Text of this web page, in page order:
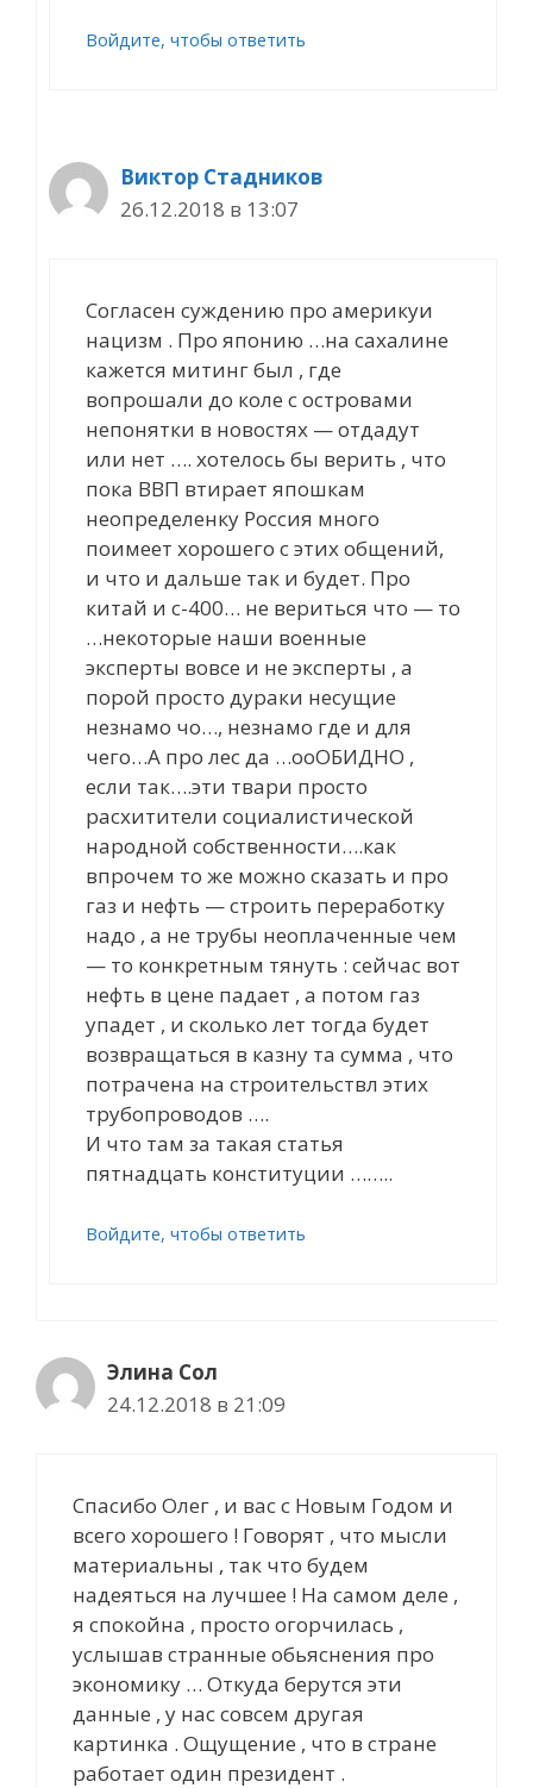
Войдите, чтобы ответить
Виктор Стадников
26.12.2018 в 13:07
Согласен суждению про америкуи
нацизм . Про японию …на сахалине
кажется митинг был , где
вопрошали до коле с островами
непонятки в новостях — отдадут
или нет …. хотелось бы верить , что
пока ВВП втирает япошкам
неопределенку Россия много
поимеет хорошего с этих общений,
и что и дальше так и будет. Про
китай и с-400… не вериться что — то
…некоторые наши военные
эксперты вовсе и не эксперты , а
порой просто дураки несущие
незнамо чо…, незнамо где и для
чего…А про лес да …ооОБИДНО ,
если так….эти твари просто
расхитители социалистической
народной собственности….как
впрочем то же можно сказать и про
газ и нефть — строить переработку
надо , а не трубы неоплаченные чем
— то конкретным тянуть : сейчас вот
нефть в цене падает , а потом газ
упадет , и сколько лет тогда будет
возвращаться в казну та сумма , что
потрачена на строительствл этих
трубопроводов ….
И что там за такая статья
пятнадцать конституции ……..
Войдите, чтобы ответить
Элина Сол
24.12.2018 в 21:09
Cпасибо Олег , и вас с Новым Годом и
всего хорошего ! Говорят , что мысли
материальны , так что будем
надеяться на лучшее ! На самом деле ,
я спокойна , просто огорчилась ,
услышав странные обьяснения про
экономику … Откуда берутcя эти
данные , у нас совсем другая
картинка . Ощущение , что в стране
работает один президент .